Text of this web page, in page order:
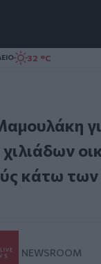
32 °C
κάτω
NEWSROOM